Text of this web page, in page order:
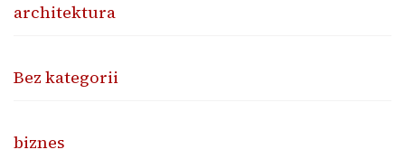
architektura
Bez kategorii
biznes